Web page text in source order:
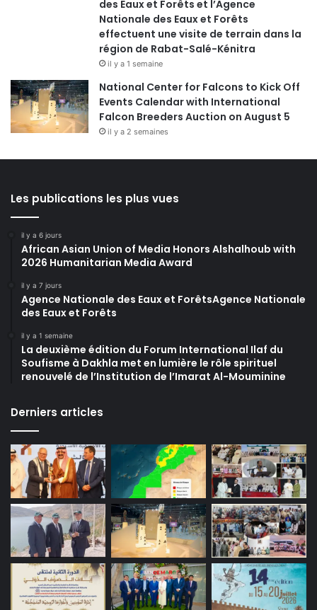
des Eaux et Forêts et l’Agence
Nationale des Eaux et Forêts
effectuent une visite de terrain dans la
région de Rabat-Salé-Kénitra
il y a 1 semaine
National Center for Falcons to Kick Off
Events Calendar with International
Falcon Breeders Auction on August 5
il y a 2 semaines
Les publications les plus vues
il y a 6 jours
African Asian Union of Media Honors Alshalhoub with
2026 Humanitarian Media Award
il y a 7 jours
Agence Nationale des Eaux et ForêtsAgence Nationale
des Eaux et Forêts
il y a 1 semaine
La deuxième édition du Forum International Ilaf du
Soufisme à Dakhla met en lumière le rôle spirituel
renouvelé de l’Institution de l’Imarat Al-Mouminine
Derniers articles